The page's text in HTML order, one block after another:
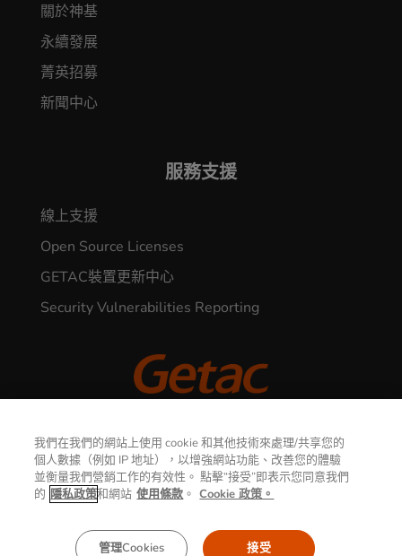
關於神基
永續發展
菁英招募
新聞中心
服務支援
線上支援
Open Source Licenses
GETAC裝置更新中心
Security Vulnerabilities Reporting
© 2026 GETAC. All Rights Reserved.
隱私權聲明
使用條款
Cookie政策
聯繫我們
我們在我們的網站上使用 cookie 和其他技術來處理/共享您的
個人數據（例如 IP 地址），以增強網站功能、改善您的體驗
並衡量我們營銷工作的有效性。 點擊“接受”即表示您同意我們
的 隱私政策和網站 使用條款 。 Cookie 政策。
管理Cookies 接受